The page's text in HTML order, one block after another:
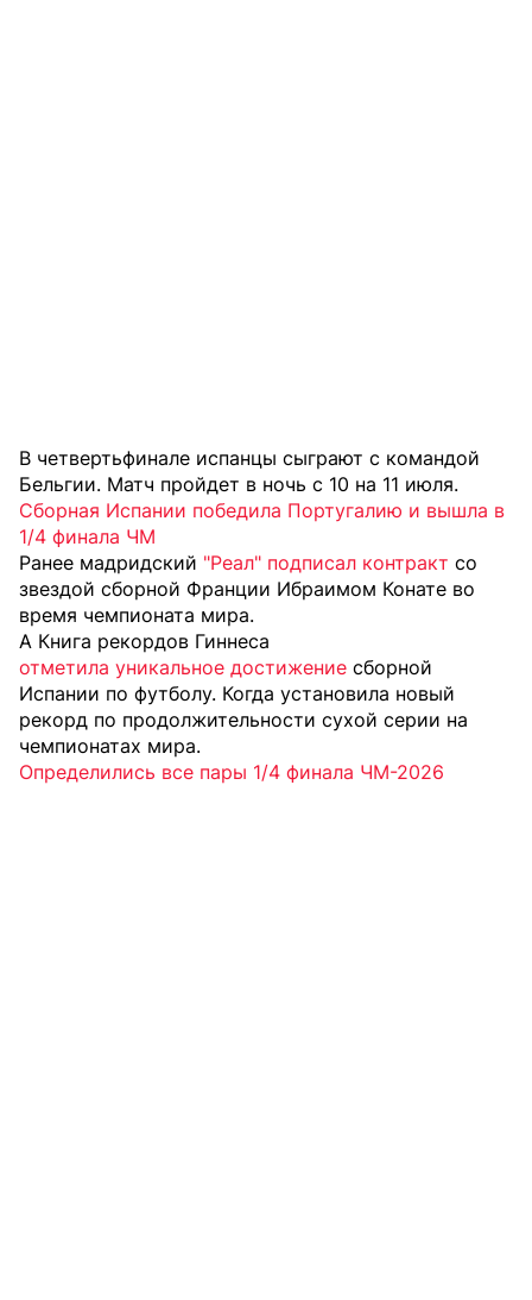
В четвертьфинале испанцы сыграют с командой
Бельгии. Матч пройдет в ночь с 10 на 11 июля.
Сборная Испании победила Португалию и вышла в
1/4 финала ЧМ
Ранее мадридский "Реал" подписал контракт со
звездой сборной Франции Ибраимом Конате во
время чемпионата мира.
А Книга рекордов Гиннеса
отметила уникальное достижение сборной
Испании по футболу. Когда установила новый
рекорд по продолжительности сухой серии на
чемпионатах мира.
Определились все пары 1/4 финала ЧМ-2026